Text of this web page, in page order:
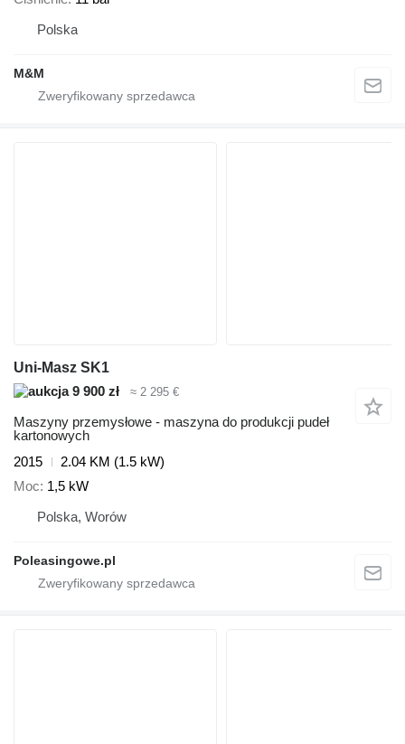
Polska
M&M
Uni-Masz SK1
9 900 zł
≈ 2 295 €
Maszyny przemysłowe - maszyna do produkcji pudeł
kartonowych
2015
2.04 KM (1.5 kW)
Moc 1,5 kW
Polska, Worów
Poleasingowe.pl